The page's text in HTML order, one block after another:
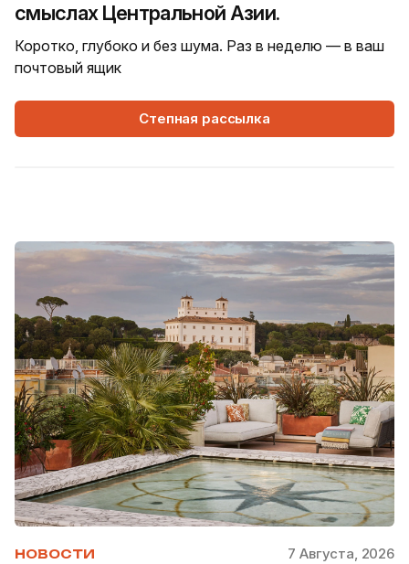
смыслах Центральной Азии.
Коротко, глубоко и без шума. Раз в неделю — в ваш
почтовый ящик
Степная рассылка
НОВОСТИ 7 Августа, 2026